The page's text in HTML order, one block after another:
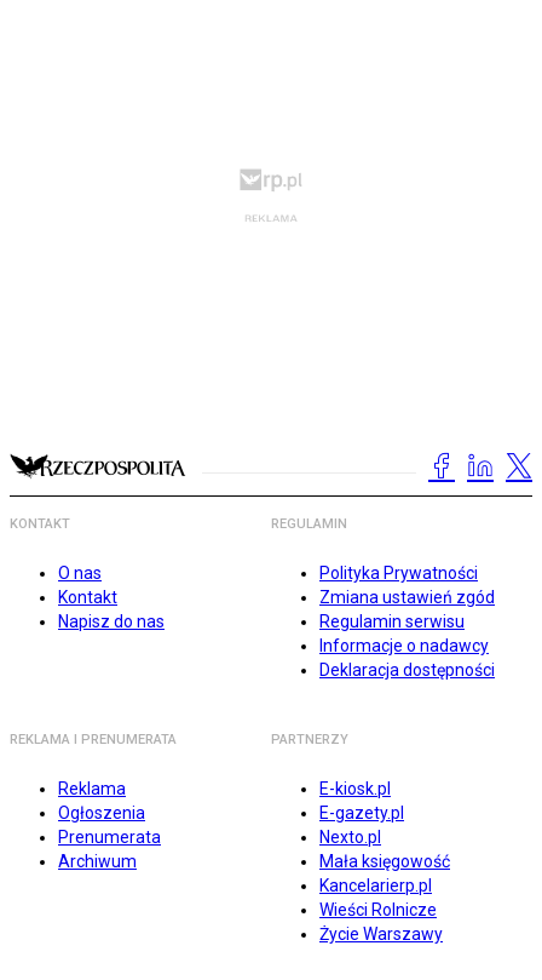
KONTAKT
O nas
Kontakt
Napisz do nas
REGULAMIN
Polityka Prywatności
Zmiana ustawień zgód
Regulamin serwisu
Informacje o nadawcy
Deklaracja dostępności
REKLAMA I PRENUMERATA
Reklama
Ogłoszenia
Prenumerata
Archiwum
PARTNERZY
E-kiosk.pl
E-gazety.pl
Nexto.pl
Mała księgowość
Kancelarierp.pl
Wieści Rolnicze
Życie Warszawy